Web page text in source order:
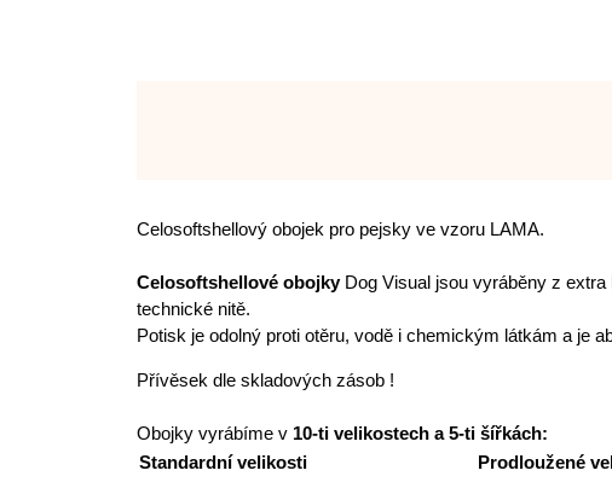
Celosoftshellový obojek pro pejsky ve vzoru LAMA.
Celosoftshellové obojky Dog Visual jsou vyráběny z
technické nitě.
Potisk je odolný proti otěru, vodě i chemickým látkám a je
Přívěsek dle skladových zásob !
Obojky vyrábíme v 10-ti velikostech a 5-ti šířkách:
Standardní velikosti
Prodloužené